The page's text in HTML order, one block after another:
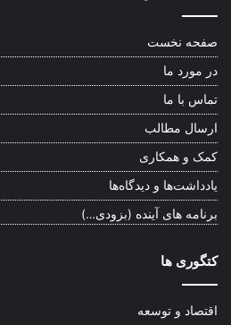
صفحه نخست
در مورد ما
تماس با ما
ارسال مطالب
کمک و همکاری
یادداشت‌ها و دیدگاه‌ها
برنامه های آینده (بزودی…)
کتگوری ها
اقتصاد و توسعه